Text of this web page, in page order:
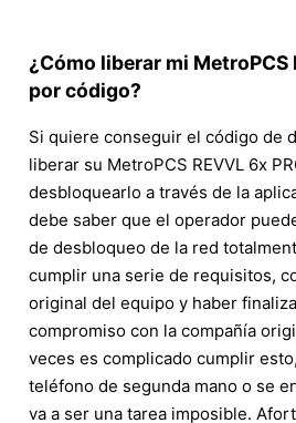
¿Cómo liberar mi MetroPCS
por código?
Si quiere conseguir el código de
liberar su MetroPCS REVVL 6x
desbloquearlo a través de la
debe saber que el operador
de desbloqueo de la red
cumplir una serie de requisitos,
original del equipo y haber
compromiso con la compañía
veces es complicado cumplir
teléfono de segunda mano o se
va a ser una tarea imposible.